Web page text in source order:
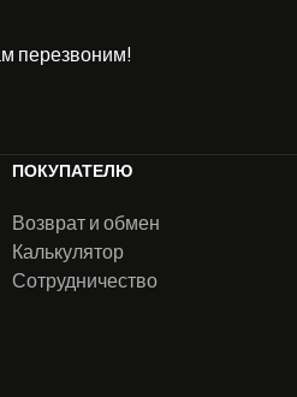
перезвоним!
ПОКУПАТЕЛЮ
Возврат и обмен
Калькулятор
Сотрудничество